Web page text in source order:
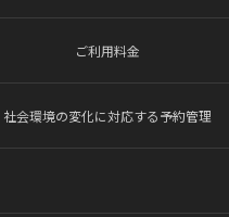
ご利用料金
社会環境の変化に対応する予約管理